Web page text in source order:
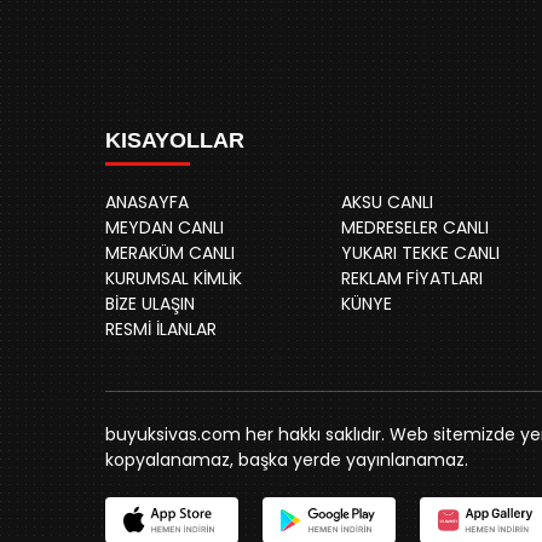
KISAYOLLAR
ANASAYFA
AKSU CANLI
MEYDAN CANLI
MEDRESELER CANLI
MERAKÜM CANLI
YUKARI TEKKE CANLI
KURUMSAL KİMLİK
REKLAM FİYATLARI
BİZE ULAŞIN
KÜNYE
RESMİ İLANLAR
buyuksivas.com her hakkı saklıdır. Web sitemizde
kopyalanamaz, başka yerde yayınlanamaz.